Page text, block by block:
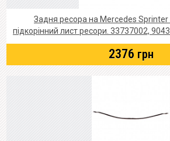
Задня ресора на Mercedes Sprinter
підкорінний лист ресори. 33737002,
2376 грн